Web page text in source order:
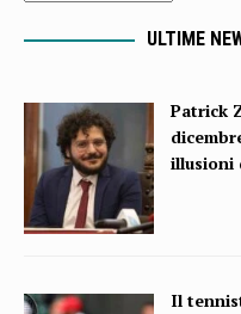
ULTIME
Patrick
illusioni
Il